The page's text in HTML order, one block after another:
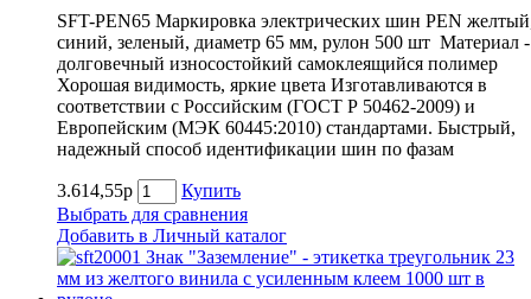
SFT-PEN65 Маркировка электрических шин PEN
синий, зеленый, диаметр 65 мм, рулон 500 шт Материал -
долговечный износостойкий самоклеящийся полимер
Хорошая видимость, яркие цвета Изготавливаются в
соответствии с Российским (ГОСТ Р 50462-2009) и
Европейским (МЭК 60445:2010) стандартами. Быстрый,
надежный способ идентификации шин по фазам
3.614,55р
Купить
Выбрать для сравнения
Добавить в Личный каталог